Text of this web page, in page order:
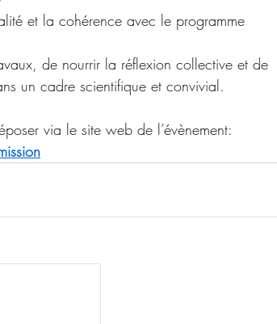
et la cohérence avec le programme
de nourrir la réflexion collective et de
un cadre scientifique et convivial.
via le site web de l’évènement: